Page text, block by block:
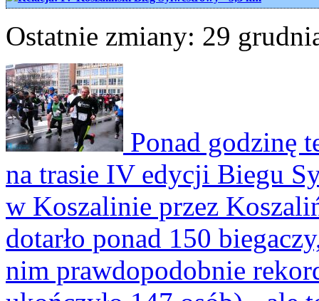
Ostatnie zmiany: 29
Ponad godzinę
na trasie IV edycji Biegu
w Koszalinie przez
dotarło ponad 150
nim prawdopodobnie